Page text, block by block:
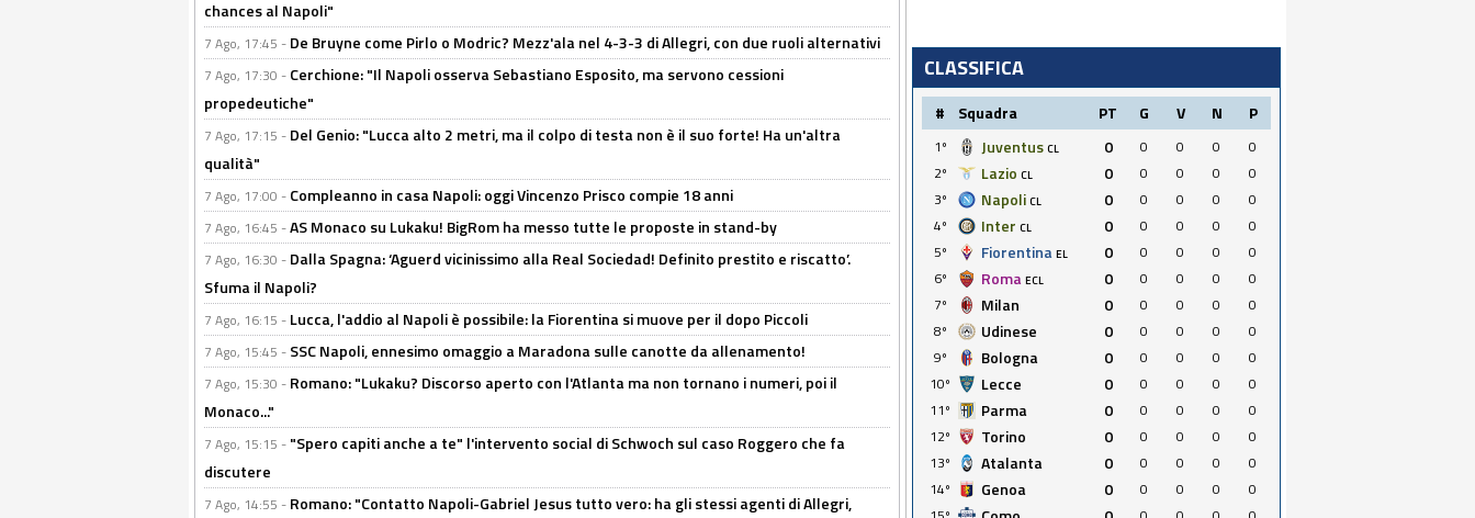
chances al Napoli"
7 Ago, 17:45 - De Bruyne come Pirlo o Modric? Mezz'ala nel 4-3-3 di Allegri, con due ruoli alternativi
7 Ago, 17:30 - Cerchione: "Il Napoli osserva Sebastiano Esposito, ma servono cessioni
propedeutiche"
7 Ago, 17:15 - Del Genio: "Lucca alto 2 metri, ma il colpo di testa non è il suo forte! Ha un'altra
qualità"
7 Ago, 17:00 - Compleanno in casa Napoli: oggi Vincenzo Prisco compie 18 anni
7 Ago, 16:45 -AS Monaco su Lukaku! BigRom ha messo tutte le proposte in stand-by
7 Ago, 16:30 - Dalla Spagna: ‘Aguerd vicinissimo alla Real Sociedad! Definito prestito e riscatto’.
Sfuma il Napoli?
7 Ago, 16:15 - Lucca, l'addio al Napoli è possibile: la Fiorentina si muove per il dopo Piccoli
7 Ago, 15:45 - SSC Napoli, ennesimo omaggio a Maradona sulle canotte da allenamento!
7 Ago, 15:30 - Romano: "Lukaku? Discorso aperto con l'Atlanta ma non tornano i numeri, poi il
Monaco..."
7 Ago, 15:15 - "Spero capiti anche a te" l'intervento social di Schwoch sul caso Roggero che fa
discutere
7 Ago, 14:55 - Romano: "Contatto Napoli-Gabriel Jesus tutto vero: ha gli stessi agenti di Allegri,
CLASSIFICA
# Squadra PT G V N P
1º Juventus CL 0 0 0 0
0
2º
Lazio CL 0 0 0 0
0
3º
Napoli CL 0 0 0 0
0
4º
Inter CL 0 0 0 0
0
5º
Fiorentina EL 0 0 0 0
0
6º
Roma ECL 0 0 0 0
0
7º
Milan 0 0 0 0
0
8º
Udinese 0 0 0 0
0
9º
Bologna 0 0 0 0
0
10º
Lecce 0 0 0 0
0
11º
Parma 0 0 0 0
0
12º
Torino 0 0 0 0
0
13º
Atalanta 0 0 0 0
0
14º
Genoa 0 0 0 0
0